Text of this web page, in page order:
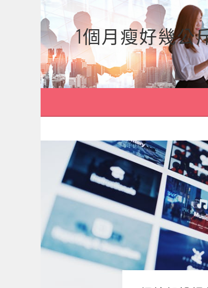
至
要
內
容
1個月瘦好幾公